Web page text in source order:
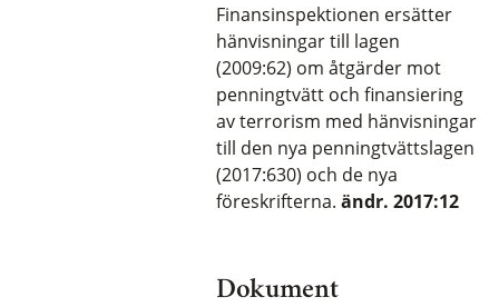
Finansinspektionen ersätter
hänvisningar till lagen
(2009:62) om åtgärder mot
penningtvätt och finansiering
av terrorism med hänvisningar
till den nya penningtvättslagen
(2017:630) och de nya
föreskrifterna. ändr. 2017:12
Dokument